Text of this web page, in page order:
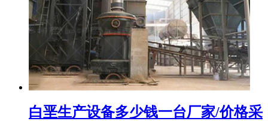
白垩生产设备多少钱一台厂家/价格采